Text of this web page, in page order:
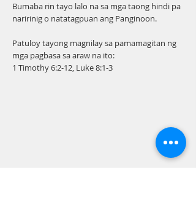
Bumaba rin tayo lalo na sa mga taong hindi pa
naririnig o natatagpuan ang Panginoon.
Patuloy tayong magnilay sa pamamagitan ng
mga pagbasa sa araw na ito:
1 Timothy 6:2-12, Luke 8:1-3